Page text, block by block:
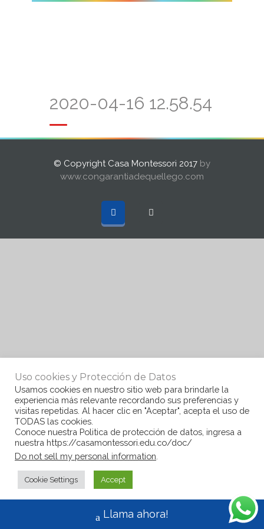
2020-04-16 12.58.54
© Copyright Casa Montessori 2017 by
www.congarantiadequellego.com
Uso cookies y Protección de Datos
Usamos cookies en nuestro sitio web para brindarle la
experiencia más relevante recordando sus preferencias y
visitas repetidas. Al hacer clic en "Aceptar", acepta el uso de
TODAS las cookies.
Conoce nuestra Politica de protección de datos, ingresa a
nuestra https://casamontessori.edu.co/doc/
Do not sell my personal information
Cookie Settings Accept
Llama ahora!